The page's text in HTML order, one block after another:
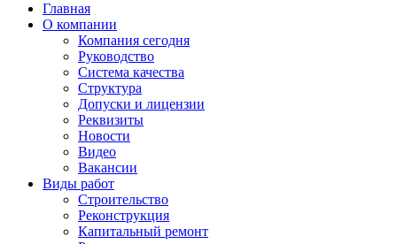
Главная
О компании
Компания сегодня
Руководство
Система качества
Структура
Допуски и лицензии
Реквизиты
Новости
Видео
Вакансии
Виды работ
Строительство
Реконструкция
Капитальный ремонт